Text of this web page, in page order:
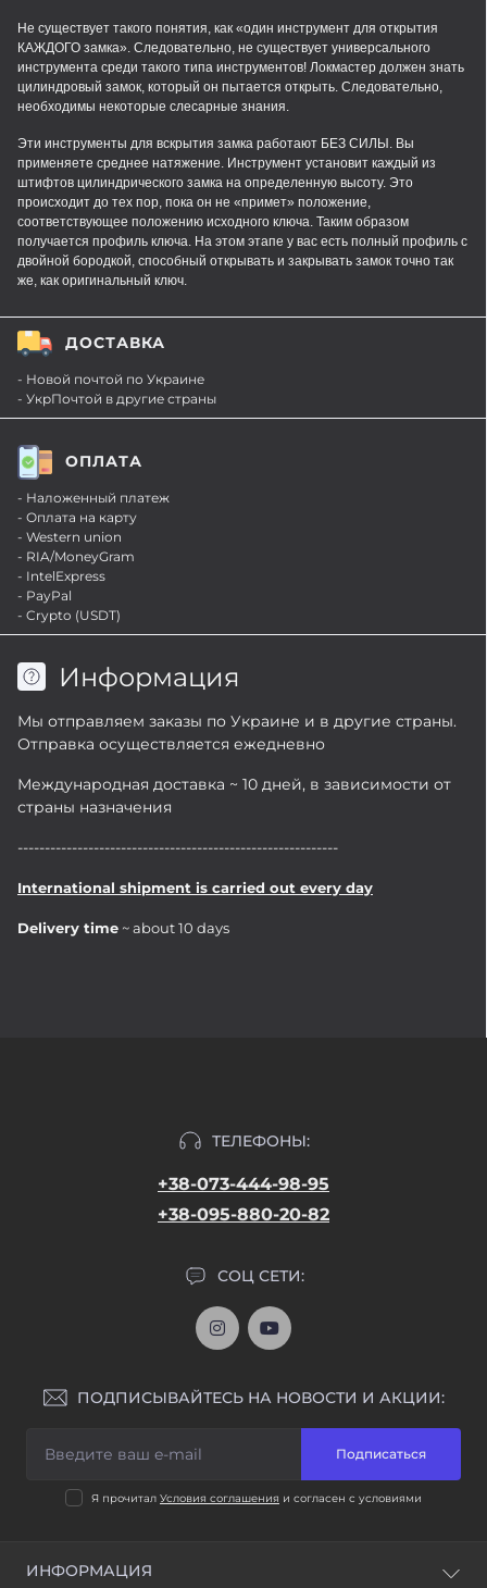
Не существует такого понятия, как «один инструмент для открытия
КАЖДОГО замка». Следовательно, не существует универсального
инструмента среди такого типа инструментов! Локмастер должен знать
цилиндровый замок, который он пытается открыть. Следовательно,
необходимы некоторые слесарные знания.
Эти инструменты для вскрытия замка работают БЕЗ СИЛЫ. Вы
применяете среднее натяжение. Инструмент установит каждый из
штифтов цилиндрического замка на определенную высоту. Это
происходит до тех пор, пока он не «примет» положение,
соответствующее положению исходного ключа. Таким образом
получается профиль ключа. На этом этапе у вас есть полный профиль с
двойной бородкой, способный открывать и закрывать замок точно так
же, как оригинальный ключ.
ДОСТАВКА
- Новой почтой по Украине
- УкрПочтой в другие страны
ОПЛАТА
- Наложенный платеж
- Оплата на карту
- Western union
- RIA/MoneyGram
- IntelExpress
- PayPal
- Crypto (USDT)
Информация
Мы отправляем заказы по Украине и в другие страны.
Отправка осуществляется ежедневно
Международная доставка ~ 10 дней, в зависимости от
страны назначения
-----------------------------------------------------------
International shipment is carried out every day
Delivery time ~ about 10 days
ТЕЛЕФОНЫ:
+38-073-444-98-95
+38-095-880-20-82
СОЦ СЕТИ:
ПОДПИСЫВАЙТЕСЬ НА НОВОСТИ И АКЦИИ:
Подписаться
Я прочитал Условия соглашения и согласен с условиями
ИНФОРМАЦИЯ